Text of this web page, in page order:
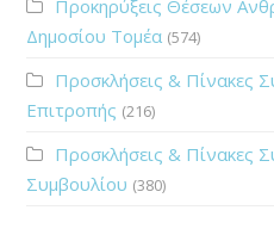
Προκηρύξεις Θέσεων
Δημοσίου Τομέα (574)
Προσκλήσεις & Πίνακες
Επιτροπής (216)
Προσκλήσεις & Πίνακες
Συμβουλίου (380)